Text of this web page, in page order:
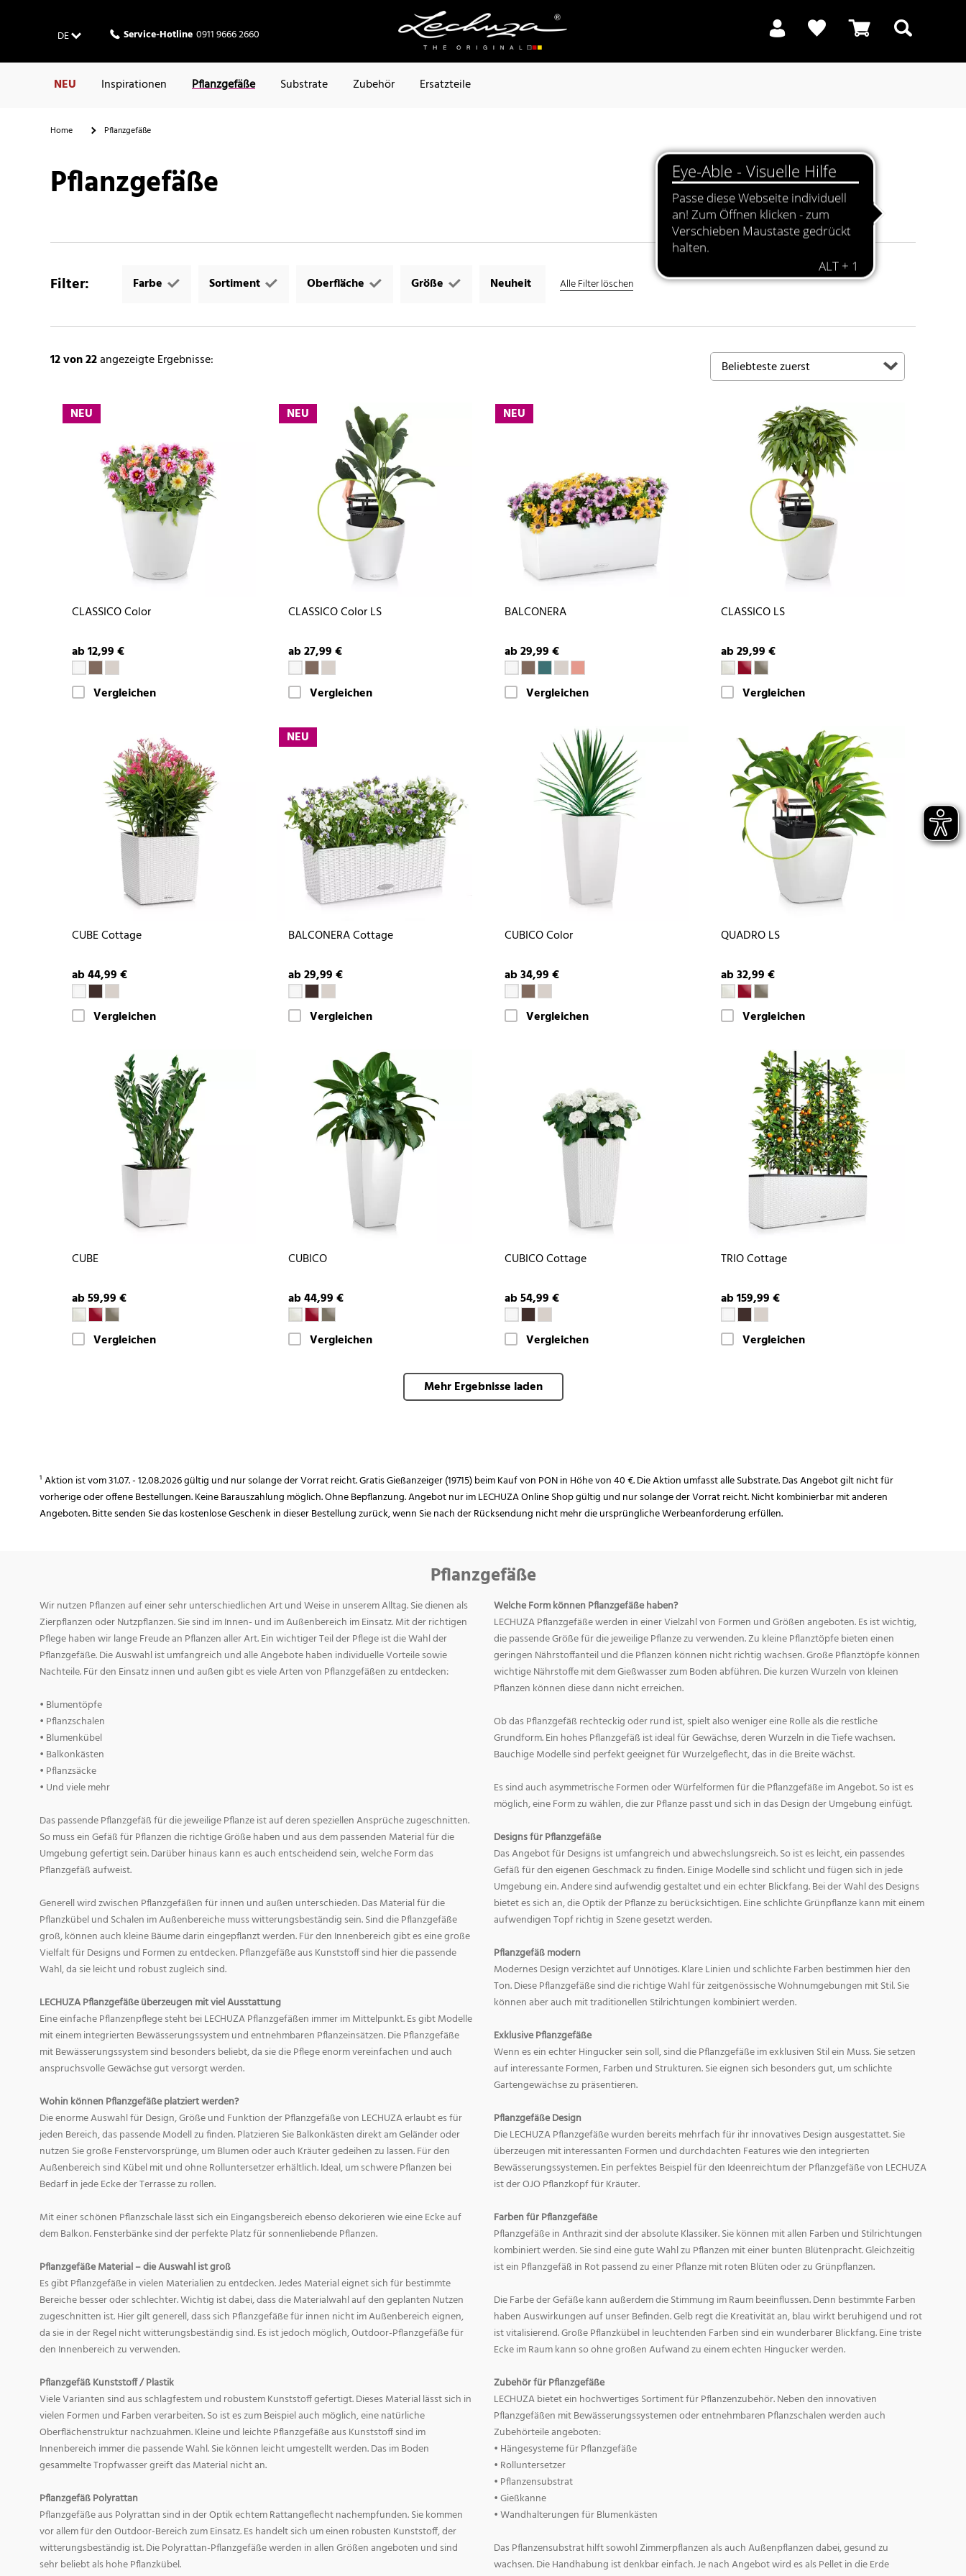
DE Service-Hotline 0911 9666 2660
NEU Inspirationen Pflanzgefäße Substrate Zubehör Ersatzteile
Suchen
Home Pflanzgefäße
Pflanzgefäße
Filter: Farbe Sortiment Oberfläche Größe Neuheit Alle Filter löschen
12von 22angezeigte Ergebnisse:
NEU
CLASSICO Color
ab 12,99 €
Vergleichen
NEU
CLASSICO Color LS
ab 27,99 €
Vergleichen
NEU
BALCONERA
ab 29,99 €
Vergleichen
CLASSICO LS
ab 29,99 €
Vergleichen
CUBE Cottage
ab 44,99 €
Vergleichen
NEU
BALCONERA Cottage
ab 29,99 €
Vergleichen
CUBICO Color
ab 34,99 €
Vergleichen
QUADRO LS
ab 32,99 €
Vergleichen
CUBE
ab 59,99 €
Vergleichen
CUBICO
ab 44,99 €
Vergleichen
CUBICO Cottage
ab 54,99 €
Vergleichen
TRIO Cottage
ab 159,99 €
Vergleichen
Mehr Ergebnisse laden
¹ Aktion ist vom 31.07. - 12.08.2026 gültig und nur solange der Vorrat reicht. Gratis Gießanzeiger (19715) beim Kauf von PON in Höhe von 40 €. Die Aktion umfasst alle Substrate. Das Angebot gilt nicht für
vorherige oder offene Bestellungen. Keine Barauszahlung möglich. Ohne Bepflanzung. Angebot nur im LECHUZA Online Shop gültig und nur solange der Vorrat reicht. Nicht kombinierbar mit anderen
Angeboten. Bitte senden Sie das kostenlose Geschenk in dieser Bestellung zurück, wenn Sie nach der Rücksendung nicht mehr die ursprüngliche Werbeanforderung erfüllen.
Pflanzgefäße
Wir nutzen Pflanzen auf einer sehr unterschiedlichen Art und Weise in unserem Alltag. Sie dienen als
Zierpflanzen oder Nutzpflanzen. Sie sind im Innen- und im Außenbereich im Einsatz. Mit der richtigen
Pflege haben wir lange Freude an Pflanzen aller Art. Ein wichtiger Teil der Pflege ist die Wahl der
Pflanzgefäße. Die Auswahl ist umfangreich und alle Angebote haben individuelle Vorteile sowie
Nachteile. Für den Einsatz innen und außen gibt es viele Arten von Pflanzgefäßen zu entdecken:
• Blumentöpfe
• Pflanzschalen
• Blumenkübel
• Balkonkästen
• Pflanzsäcke
• Und viele mehr
Das passende Pflanzgefäß für die jeweilige Pflanze ist auf deren speziellen Ansprüche zugeschnitten.
So muss ein Gefäß für Pflanzen die richtige Größe haben und aus dem passenden Material für die
Umgebung gefertigt sein. Darüber hinaus kann es auch entscheidend sein, welche Form das
Pflanzgefäß aufweist.
Generell wird zwischen Pflanzgefäßen für innen und außen unterschieden. Das Material für die
Pflanzkübel und Schalen im Außenbereiche muss witterungsbeständig sein. Sind die Pflanzgefäße
groß, können auch kleine Bäume darin eingepflanzt werden. Für den Innenbereich gibt es eine große
Vielfalt für Designs und Formen zu entdecken. Pflanzgefäße aus Kunststoff sind hier die passende
Wahl, da sie leicht und robust zugleich sind.
LECHUZA Pflanzgefäße überzeugen mit viel Ausstattung
Eine einfache Pflanzenpflege steht bei LECHUZA Pflanzgefäßen immer im Mittelpunkt. Es gibt Modelle
mit einem integrierten Bewässerungssystem und entnehmbaren Pflanzeinsätzen. Die Pflanzgefäße
mit Bewässerungssystem sind besonders beliebt, da sie die Pflege enorm vereinfachen und auch
anspruchsvolle Gewächse gut versorgt werden.
Wohin können Pflanzgefäße platziert werden?
Die enorme Auswahl für Design, Größe und Funktion der Pflanzgefäße von LECHUZA erlaubt es für
jeden Bereich, das passende Modell zu finden. Platzieren Sie Balkonkästen direkt am Geländer oder
nutzen Sie große Fenstervorsprünge, um Blumen oder auch Kräuter gedeihen zu lassen. Für den
Außenbereich sind Kübel mit und ohne Rolluntersetzer erhältlich. Ideal, um schwere Pflanzen bei
Bedarf in jede Ecke der Terrasse zu rollen.
Mit einer schönen Pflanzschale lässt sich ein Eingangsbereich ebenso dekorieren wie eine Ecke auf
dem Balkon. Fensterbänke sind der perfekte Platz für sonnenliebende Pflanzen.
Pflanzgefäße Material – die Auswahl ist groß
Es gibt Pflanzgefäße in vielen Materialien zu entdecken. Jedes Material eignet sich für bestimmte
Bereiche besser oder schlechter. Wichtig ist dabei, dass die Materialwahl auf den geplanten Nutzen
zugeschnitten ist. Hier gilt generell, dass sich Pflanzgefäße für innen nicht im Außenbereich eignen,
da sie in der Regel nicht witterungsbeständig sind. Es ist jedoch möglich, Outdoor-Pflanzgefäße für
den Innenbereich zu verwenden.
Pflanzgefäß Kunststoff / Plastik
Viele Varianten sind aus schlagfestem und robustem Kunststoff gefertigt. Dieses Material lässt sich in
vielen Formen und Farben verarbeiten. So ist es zum Beispiel auch möglich, eine natürliche
Oberflächenstruktur nachzuahmen. Kleine und leichte Pflanzgefäße aus Kunststoff sind im
Innenbereich immer die passende Wahl. Sie können leicht umgestellt werden. Das im Boden
gesammelte Tropfwasser greift das Material nicht an.
Pflanzgefäß Polyrattan
Pflanzgefäße aus Polyrattan sind in der Optik echtem Rattangeflecht nachempfunden. Sie kommen
vor allem für den Outdoor-Bereich zum Einsatz. Es handelt sich um einen robusten Kunststoff, der
witterungsbeständig ist. Die Polyrattan-Pflanzgefäße werden in allen Größen angeboten und sind
sehr beliebt als hohe Pflanzkübel.
Welche Form können Pflanzgefäße haben?
LECHUZA Pflanzgefäße werden in einer Vielzahl von Formen und Größen angeboten. Es ist wichtig,
die passende Größe für die jeweilige Pflanze zu verwenden. Zu kleine Pflanztöpfe bieten einen
geringen Nährstoffanteil und die Pflanzen können nicht richtig wachsen. Große Pflanztöpfe können
wichtige Nährstoffe mit dem Gießwasser zum Boden abführen. Die kurzen Wurzeln von kleinen
Pflanzen können diese dann nicht erreichen.
Ob das Pflanzgefäß rechteckig oder rund ist, spielt also weniger eine Rolle als die restliche
Grundform. Ein hohes Pflanzgefäß ist ideal für Gewächse, deren Wurzeln in die Tiefe wachsen.
Bauchige Modelle sind perfekt geeignet für Wurzelgeflecht, das in die Breite wächst.
Es sind auch asymmetrische Formen oder Würfelformen für die Pflanzgefäße im Angebot. So ist es
möglich, eine Form zu wählen, die zur Pflanze passt und sich in das Design der Umgebung einfügt.
Designs für Pflanzgefäße
Das Angebot für Designs ist umfangreich und abwechslungsreich. So ist es leicht, ein passendes
Gefäß für den eigenen Geschmack zu finden. Einige Modelle sind schlicht und fügen sich in jede
Umgebung ein. Andere sind aufwendig gestaltet und ein echter Blickfang. Bei der Wahl des Designs
bietet es sich an, die Optik der Pflanze zu berücksichtigen. Eine schlichte Grünpflanze kann mit einem
aufwendigen Topf richtig in Szene gesetzt werden.
Pflanzgefäß modern
Modernes Design verzichtet auf Unnötiges. Klare Linien und schlichte Farben bestimmen hier den
Ton. Diese Pflanzgefäße sind die richtige Wahl für zeitgenössische Wohnumgebungen mit Stil. Sie
können aber auch mit traditionellen Stilrichtungen kombiniert werden.
Exklusive Pflanzgefäße
Wenn es ein echter Hingucker sein soll, sind die Pflanzgefäße im exklusiven Stil ein Muss. Sie setzen
auf interessante Formen, Farben und Strukturen. Sie eignen sich besonders gut, um schlichte
Gartengewächse zu präsentieren.
Pflanzgefäße Design
Die LECHUZA Pflanzgefäße wurden bereits mehrfach für ihr innovatives Design ausgestattet. Sie
überzeugen mit interessanten Formen und durchdachten Features wie den integrierten
Bewässerungssystemen. Ein perfektes Beispiel für den Ideenreichtum der Pflanzgefäße von LECHUZA
ist der OJO Pflanzkopf für Kräuter.
Farben für Pflanzgefäße
Pflanzgefäße in Anthrazit sind der absolute Klassiker. Sie können mit allen Farben und Stilrichtungen
kombiniert werden. Sie sind eine gute Wahl zu Pflanzen mit einer bunten Blütenpracht. Gleichzeitig
ist ein Pflanzgefäß in Rot passend zu einer Pflanze mit roten Blüten oder zu Grünpflanzen.
Die Farbe der Gefäße kann außerdem die Stimmung im Raum beeinflussen. Denn bestimmte Farben
haben Auswirkungen auf unser Befinden. Gelb regt die Kreativität an, blau wirkt beruhigend und rot
ist vitalisierend. Große Pflanzkübel in leuchtenden Farben sind ein wunderbarer Blickfang. Eine triste
Ecke im Raum kann so ohne großen Aufwand zu einem echten Hingucker werden.
Zubehör für Pflanzgefäße
LECHUZA bietet ein hochwertiges Sortiment für Pflanzenzubehör. Neben den innovativen
Pflanzgefäßen mit Bewässerungssystemen oder entnehmbaren Pflanzschalen werden auch
Zubehörteile angeboten:
• Hängesysteme für Pflanzgefäße
• Rolluntersetzer
• Pflanzensubstrat
• Gießkanne
• Wandhalterungen für Blumenkästen
Das Pflanzensubstrat hilft sowohl Zimmerpflanzen als auch Außenpflanzen dabei, gesund zu
wachsen. Die Handhabung ist denkbar einfach. Je nach Angebot wird es als Pellet in die Erde